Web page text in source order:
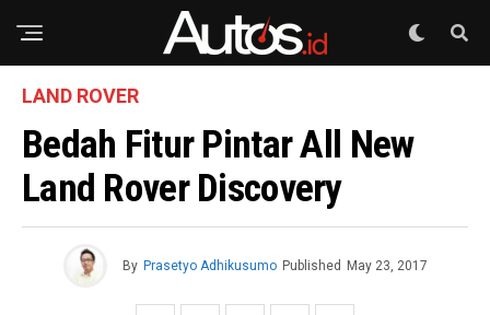
LAND ROVER
Bedah Fitur Pintar All New
Land Rover Discovery
By Prasetyo Adhikusumo Published May 23, 2017